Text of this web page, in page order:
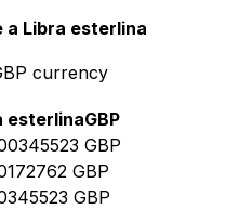
a Libra esterlina
currency
esterlinaGBP
GBP
GBP
GBP